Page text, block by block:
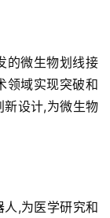
的微生物划线接
领域实现突破和
设计,为微生物
,为医学研究和